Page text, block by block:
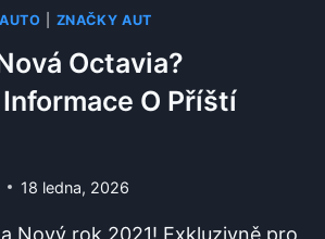
ZNAČKY AUT
Octavia?
O Příští
18 ledna, 2026
Nový rok 2021! Exkluzivně pro